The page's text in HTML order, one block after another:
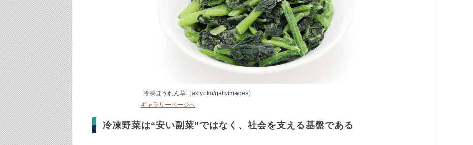
冷凍ほうれん草（akiyoko/gettyimages）
ギャラリーページへ
冷凍野菜は“安い副菜”ではなく、社会を支える基盤である